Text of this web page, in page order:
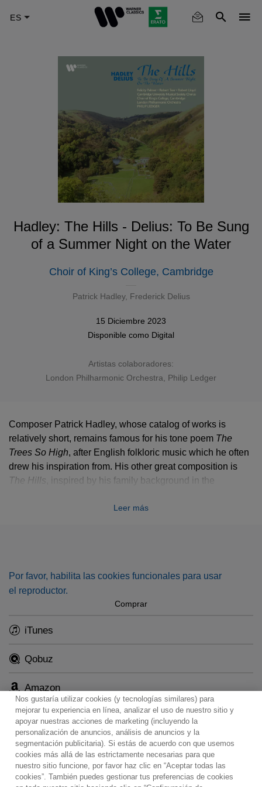
Hadley: The Hills - Delius: To Be Sung
of a Summer Night on the Water
Choir of King’s College, Cambridge
Patrick Hadley, Frederick Delius
15 Diciembre 2023
Disponible como Digital
Artistas colaboradores:
London Philharmonic Orchestra
Philip Ledger
Composer Patrick Hadley, whose catalog of works is
relatively short, remains famous for his tone poem The
Trees So High, after English folkloric music which he often
drew his inspiration from. His other great composition is
The Hills
, inspired by his family background in the
Philip Ledger, the only one put on record so far, is coupled
Leer más
Por favor, habilita las cookies funcionales para usar
el reproductor.
Comprar
iTunes
Qobuz
Amazon
Contacto Boletin informativo
Términos de Uso
Política de Privacidad
Mapa web
Política de cookies
Ajustes de Cookies
Nos gustaría utilizar cookies (y tecnologías similares) para
mejorar tu experiencia en línea, analizar el uso de nuestro sitio y
apoyar nuestras acciones de marketing (incluyendo la
personalización de anuncios, análisis de anuncios y la
segmentación publicitaria). Si estás de acuerdo con que usemos
cookies más allá de las estrictamente necesarias para que
nuestro sitio funcione, por favor haz clic en “Aceptar todas las
cookies”. También puedes gestionar tus preferencias de cookies